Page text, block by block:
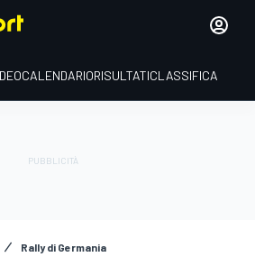
CALENDARIORISULTATICLASSIFICA
Rally di Germania